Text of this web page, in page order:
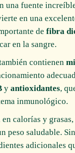
una fuente
en una
de fibra
en la sangre.
contienen
y antioxidantes,
inmunológico.
en calorías y
peso saludable.
adicionales